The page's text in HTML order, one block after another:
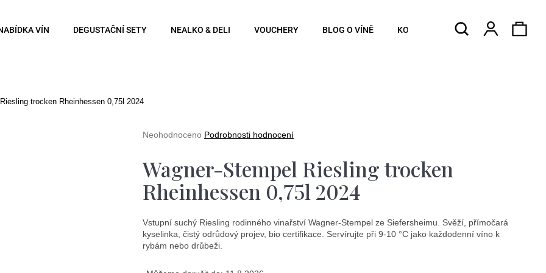
VÍN DEGUSTAČNÍ SETY NEALKO & DELI VOUCHERY BLOG O VÍNĚ KONTAKTY Hledat
trocken Rheinhessen 0,75l 2024
Průměrné
je
0,0
z
5
Neohodnoceno Podrobnosti hodnocení
Wagner-Stempel Riesling trocken
Rheinhessen 0,75l 2024
Vstupní suchý Riesling rodinného vinařství Wagner-Stempel ze Siefersheimu. Svěží, přímočará
kyselinka, čistý odrůdový projev, bio certifikace. Servírujte při 9-10 °C jako každodenní víno k
rybám nebo drůbeži.